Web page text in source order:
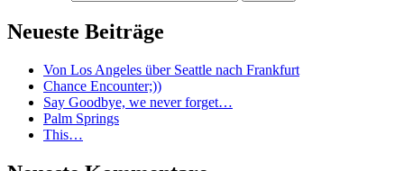
Neueste Beiträge
Von Los Angeles über Seattle nach Frankfurt
Chance Encounter;))
Say Goodbye, we never forget…
Palm Springs
This…